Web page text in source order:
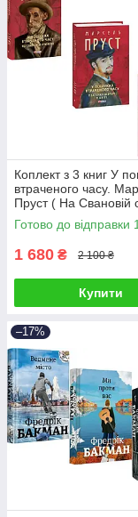
Коплект з 3 книг У
втраченого часу.
Пруст ( На Свановій
У затінку дівчат у цвіті)
Готово до відправки
1 680 ₴ 2 100 ₴
Купити
–17%